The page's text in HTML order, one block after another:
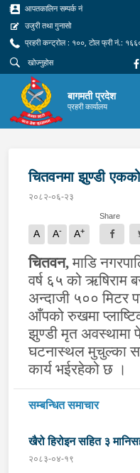
आपतकालिन सम्पर्क नं
उजुरी तथा गुनासो
प्रहरी कन्ट्रोल : १००, टोल फ्री नं.:
बागमती प्रदेश
प्रहरी कार्यालय
चितवनमा झुण्डी
२०८२-०६-२३
A A- A+
Share
चितवन,माडि नगरपा
वर्ष ६५ को ऋषिराम
अन्दाजी ५०० मिटर
आँपको रुखमा
झुण्डीमृत अवस्थामा
घटनास्थल मुचुल्का
कार्य भईरहेको छ ।
सम्बन्धित समाचार
खैरो हिरोइन सहित ३
२०८३-०४-१९